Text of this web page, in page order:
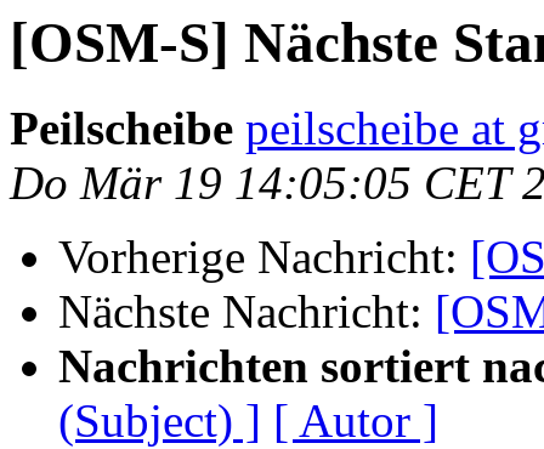
[OSM-S] Nächste
Peilscheibe peilscheibe at
Do Mär 19 14:05:05 CET
Vorherige Nachricht:
Nächste Nachricht:
Nachrichten sortiert
(Subject) ] [ Autor ]